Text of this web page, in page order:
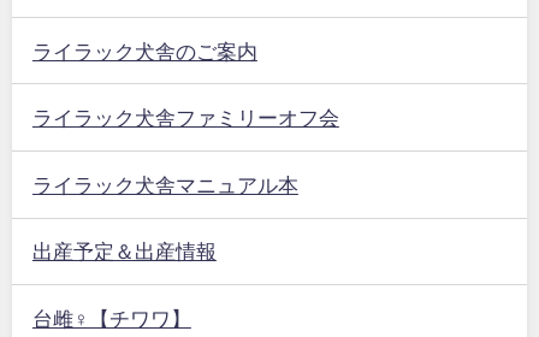
ライラック犬舎のご案内
ライラック犬舎ファミリーオフ会
ライラック犬舎マニュアル本
出産予定＆出産情報
台雌♀【チワワ】